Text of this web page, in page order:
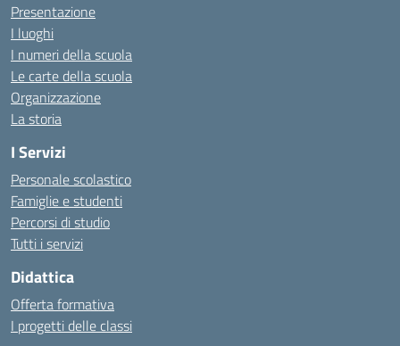
Presentazione
I luoghi
I numeri della scuola
Le carte della scuola
Organizzazione
La storia
I Servizi
Personale scolastico
Famiglie e studenti
Percorsi di studio
Tutti i servizi
Didattica
Offerta formativa
I progetti delle classi